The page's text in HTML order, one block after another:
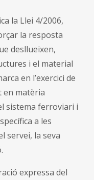
la Llei 4/2006,
la resposta
desllueixen,
i el material
en l’exercici de
en matèria
sistema ferroviari i
a les
servei, la seva
expressa del